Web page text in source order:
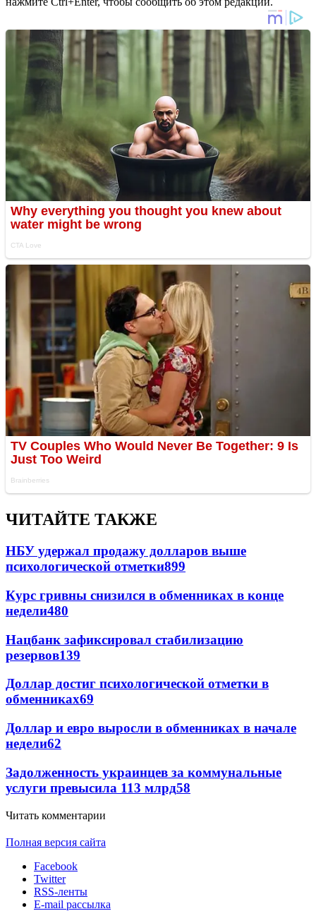
ЧИТАЙТЕ ТАКЖЕ
НБУ удержал продажу долларов выше
психологической отметки899
Курс гривны снизился в обменниках в конце
недели480
Нацбанк зафиксировал стабилизацию
резервов139
Доллар достиг психологической отметки в
обменниках69
Доллар и евро выросли в обменниках в начале
недели62
Задолженность украинцев за коммунальные
услуги превысила 113 млрд58
Читать комментарии
Полная версия сайта
Facebook
Twitter
RSS-ленты
E-mail рассылка